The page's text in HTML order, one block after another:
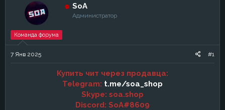
е
м
а
н
а
ч
а
SoA
Администратор
Команда форума
7 Янв 2025 #1
Купить чит через продавца:
Telegram: t.me/soa_shop
Skype: soa.shop
Discord: SoA#8609